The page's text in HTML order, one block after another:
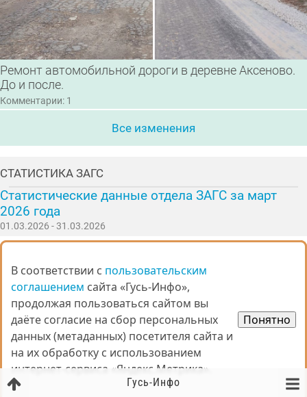
Ремонт автомобильной дороги в деревне Аксеново.
До и после.
Комментарии: 1
Все изменения
СТАТИСТИКА ЗАГС
Статистические данные отдела ЗАГС за март
2026 года
01.03.2026 - 31.03.2026
рождение
35
заключение брака
расторжение брака
установление отцовства
усыновление / удочерение
перемена имени
Комментарии: 0
Вся статистика
Гусь-Инфо
В соответствии с пользовательским
соглашением сайта «Гусь-Инфо»,
продолжая пользоваться сайтом вы
даёте согласие на сбор персональных
данных (метаданных) посетителя сайта и
на их обработку с использованием
интернет-сервиса «Яндекс.Метрика».
Понятно
В соответствии с пользовательским
соглашением сайта «Гусь-Инфо»,
продолжая пользоваться сайтом вы
даёте согласие на сбор персональных
данных (метаданных) посетителя сайта и
на их обработку с использованием
интернет-сервиса «Яндекс.Метрика».
Понятно